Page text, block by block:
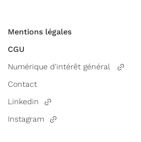
Mentions légales
CGU
Numérique d'intérêt général
Contact
Linkedin
Instagram